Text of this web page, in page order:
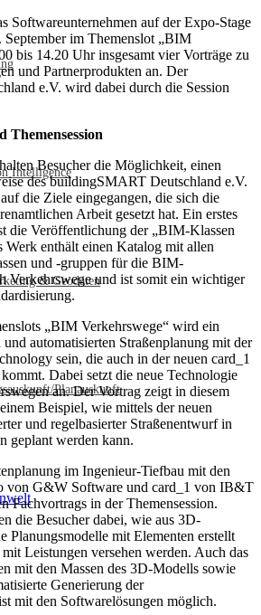
Intelligence
& Geodaten
Planauskunft
Softwareunternehmen auf der Expo-Stage
im Themenslot „BIM
bis 14.20 Uhr insgesamt vier Vorträge zu
und Partnerprodukten an. Der
e.V. wird dabei durch die Session
Themensession
Besucher die Möglichkeit, einen
des buildingSMART Deutschland e.V.
die Ziele eingegangen, die sich die
Arbeit gesetzt hat. Ein erstes
die Veröffentlichung der „BIM-Klassen
Werk enthält einen Katalog mit allen
und -gruppen für die BIM-
Verkehrswege und ist somit ein wichtiger
„BIM Verkehrswege“ wird ein
automatisierten Straßenplanung mit der
sein, die auch in der neuen card_1
Dabei setzt die neue Technologie
an. Der Vortrag zeigt in diesem
Beispiel, wie mittels der neuen
und regelbasierter Straßenentwurf in
geplant werden kann.
im Ingenieur-Tiefbau mit den
von G&W Software und card_1 von IB&T
Fachvortrags in der Themensession.
die Besucher dabei, wie aus 3D-
Planungsmodelle mit Elementen erstellt
Leistungen versehen werden. Auch das
mit den Massen des 3D-Modells sowie
Generierung der
mit den Softwarelösungen möglich.